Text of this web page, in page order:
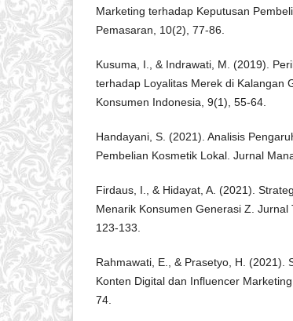
Marketing terhadap Keputusan
Pemasaran, 10(2), 77-86.
Kusuma, I., & Indrawati, M. (2019).
terhadap Loyalitas Merek di Kalangan
Konsumen Indonesia, 9(1), 55-64.
Handayani, S. (2021). Analisis
Pembelian Kosmetik Lokal. Jurnal
Firdaus, I., & Hidayat, A. (2021).
Menarik Konsumen Generasi Z.
123-133.
Rahmawati, E., & Prasetyo, H. (2021).
Konten Digital dan Influencer
74.